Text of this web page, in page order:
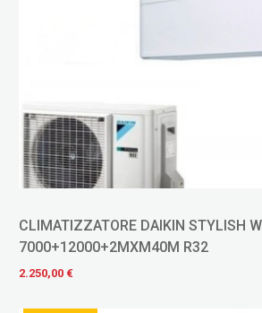
CLIMATIZZATORE DAIKIN STYLISH
7000+12000+2MXM40M R32
2.250,00 €